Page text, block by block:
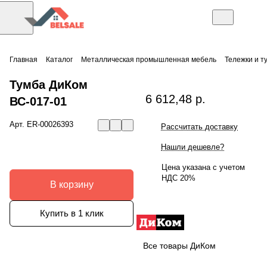
Главная Каталог Металлическая промышленная мебель Тележки и
Тумба ДиКом
ВС-017-01
Арт. ER-00026393
В корзину
Купить в 1 клик
6 612,48 р.
Рассчитать доставку
Нашли дешевле?
Цена указана с учетом
НДС 20%
Все товары ДиКом